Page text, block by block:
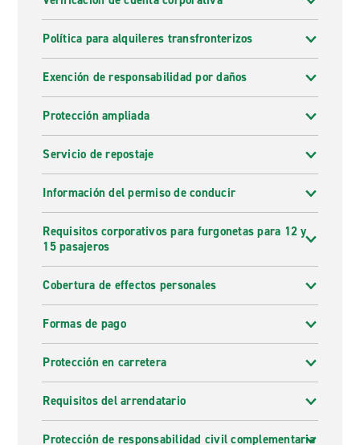
Política para alquileres transfronterizos
Exención de responsabilidad por daños
Protección ampliada
Servicio de repostaje
Información del permiso de conducir
Requisitos corporativos para furgonetas para 12 y
15 pasajeros
Cobertura de effectos personales
Formas de pago
Protección en carretera
Requisitos del arrendatario
Protección de responsabilidad civil complementaria